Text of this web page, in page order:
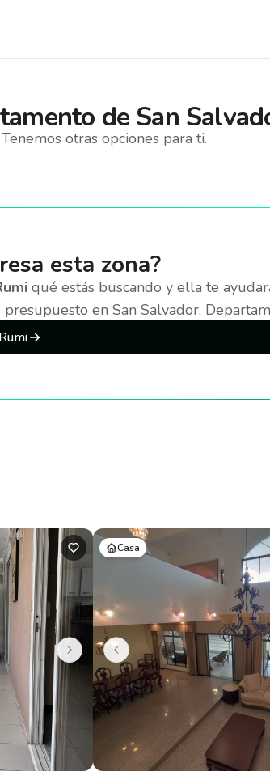
de San
otras opciones para ti.
esta zona?
qué estás buscando y ella te
presupuesto en San Salvador,
Casa